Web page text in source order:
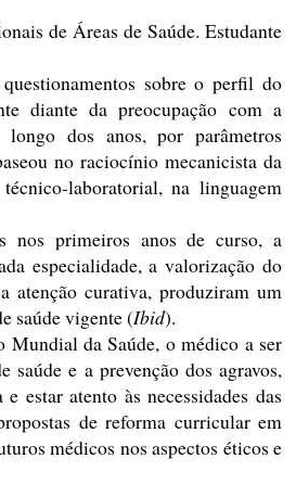
de Áreas de Saúde. Estudante
sobre o perfil do
diante da preocupação com a
dos anos, por parâmetros
no raciocínio mecanicista da
laboratorial, na linguagem
nos primeiros anos de curso, a
especialidade, a valorização do
atenção curativa, produziram um
saúde vigente (Ibid).
Mundial da Saúde, o médico a ser
e a prevenção dos agravos,
estar atento às necessidades das
de reforma curricular em
médicos nos aspectos éticos e